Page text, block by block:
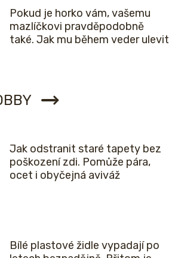
Pokud je horko vám, vašemu
mazlíčkovi pravděpodobně
také. Jak mu během veder ulevit
Jak odstranit staré tapety bez
poškození zdi. Pomůže pára,
ocet i obyčejná aviváž
Bílé plastové židle vypadají po